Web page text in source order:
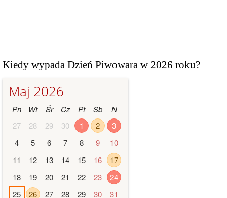
Kiedy wypada Dzień Piwowara w 2026 roku?
Maj 2026
Pn Wt Śr Cz Pt Sb
N
27
28 29 30 1 2
3
4
5 6 7 8 9
10
11
12 13 14 15 16
17
18
19 20 21 22 23
24
25
26 27 28 29 30 31